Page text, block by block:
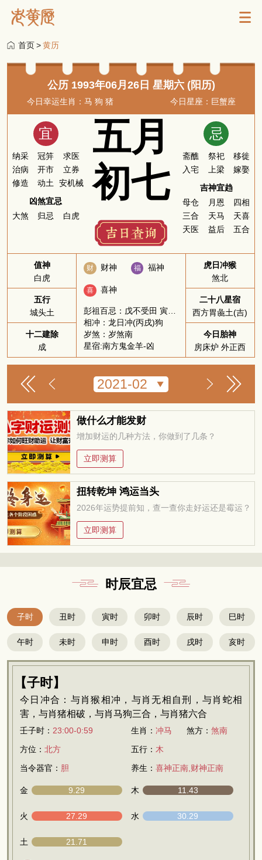
首页>黄历
公历 1993年06月26日 星期六 (阳历)
今日幸运生肖：马 狗 猪 今日星座：巨蟹座
宜
纳采 冠笄
求医
治病
开市
立券
修造
动土
安机械
凶煞宜忌
大煞
归忌 白虎
五月
初七
忌
斋醮 祭祀
移徙
入宅
上梁
嫁娶
吉神宜趋
母仓
月恩
四相
三合
天马
天喜
天医
益后 五合
值神
白虎
五行
城头土
十二建除
成
财 财神 福 福神
喜 喜神
彭祖百忌：戊不受田 寅不祭祀
相冲：龙日冲(丙戌)狗
岁煞：岁煞南
星宿:南方鬼金羊-凶
虎日冲猴
煞北
二十八星宿
西方胃彘土(吉)
今日胎神
房床炉 外正西
做什么才能发财
增加财运的几种方法，你做到了几条？
立即测算
扭转乾坤 鸿运当头
2026年运势提前知，查一查你走好运还是霉运？
立即测算
时辰宜忌
子时 丑时 寅时 卯时 辰时 巳时
午时 未时 申时 酉时 戌时 亥时
【子时】
今日冲合：与肖猴相冲，与肖无相自刑，与肖蛇相
害，与肖猪相破，与肖马狗三合，与肖猪六合
壬子时： 23:00-0:59 生肖： 冲马 煞方： 煞南
方位： 北方 五行： 木
当令器官： 胆 养生： 喜神正南,财神正南
金 9.29 木 11.43
火 27.29 水 30.29
土 21.71